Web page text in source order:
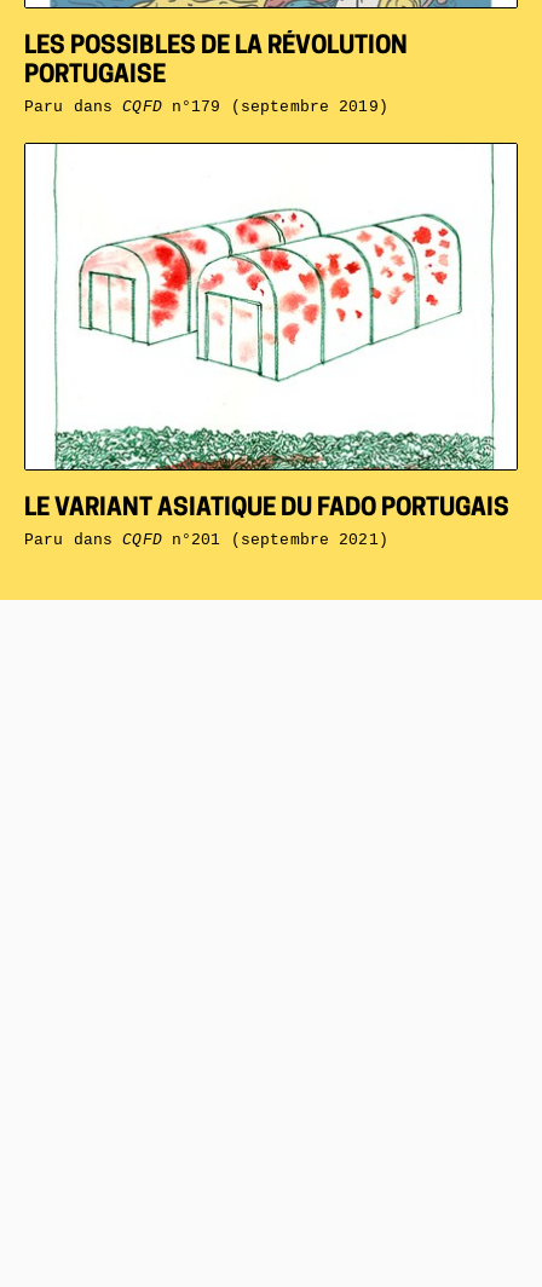
LE VARIANT ASIATIQUE DU FADO PORTUGAIS
Paru dansCQFDn°201 (septembre 2021)
LES POSSIBLES DE LA RÉVOLUTION
PORTUGAISE
Paru dansCQFDn°179 (septembre 2019)